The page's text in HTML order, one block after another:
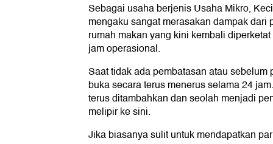
Sebagai usaha berjenis Usaha Mikro,
mengaku sangat merasakan dampak
rumah makan yang kini kembali
jam operasional.
Saat tidak ada pembatasan atau
buka secara terus menerus selama 24
terus ditambahkan dan seolah menjadi
melipir ke sini.
Jika biasanya sulit untuk mendapatkan